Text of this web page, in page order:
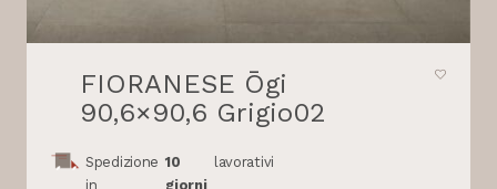
FIORANESE Ōgi
90,6×90,6 Grigio02
Spedizione
in
10
giorni
lavorativi